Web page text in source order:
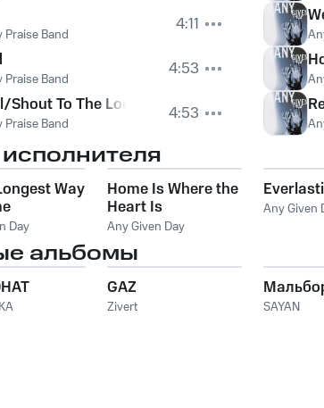
Praise Band
4:11
Praise Band
4:53
To The Lord
Praise Band 4:53
Way
Day
Home Is Where the
Heart Is
Any Given Day
Any Given
альбомы
GAZ
Zivert SAYAN